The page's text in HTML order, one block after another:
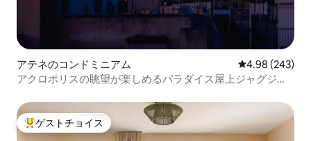
アテネのコンドミニアム レビュー243
4.98 (243)
アクロポリスの眺望が楽しめるパラダイス屋上ジャグジ
大好評のゲストチョイスです。
ゲストチョイス